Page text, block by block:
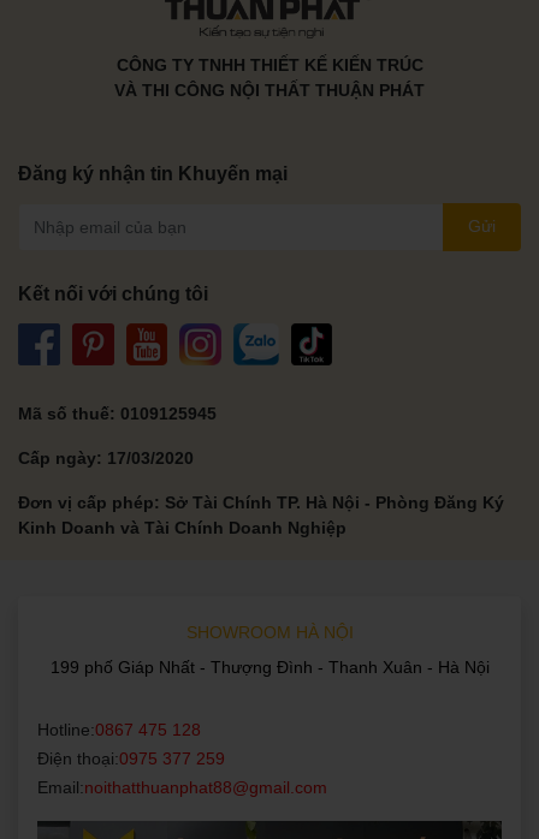
CÔNG TY TNHH THIẾT KẾ KIẾN TRÚC
VÀ THI CÔNG NỘI THẤT THUẬN PHÁT
Đăng ký nhận tin Khuyến mại
Gửi
Kết nối với chúng tôi
Mã số thuế: 0109125945
Cấp ngày: 17/03/2020
Đơn vị cấp phép: Sở Tài Chính TP. Hà Nội - Phòng Đăng Ký
Kinh Doanh và Tài Chính Doanh Nghiệp
SHOWROOM HÀ NỘI
199 phố Giáp Nhất - Thượng Đình - Thanh Xuân - Hà Nội
Hotline:0867 475 128
Điện thoại:0975 377 259
Email:noithatthuanphat88@gmail.com